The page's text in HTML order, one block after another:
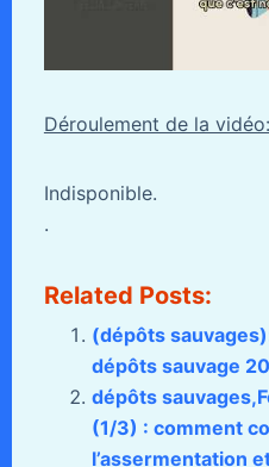
Déroulement de la vidéo:
Indisponible.
.
Related Posts:
(dépôts
dépôts sauvage
dépôts
(1/3) : comment
l’assermentation